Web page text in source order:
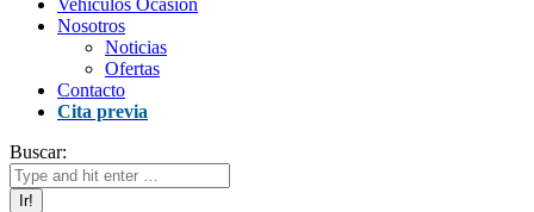
Vehiculos Ocasión
Nosotros
Noticias
Ofertas
Contacto
Cita previa
Buscar: